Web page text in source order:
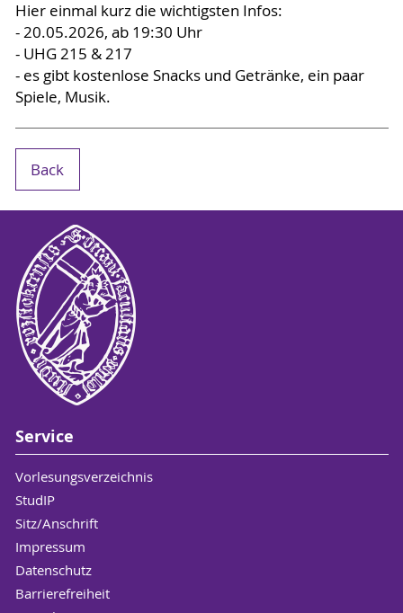
Hier einmal kurz die wichtigsten Infos:
- 20.05.2026, ab 19:30 Uhr
- UHG 215 & 217
- es gibt kostenlose Snacks und Getränke, ein paar
Spiele, Musik.
Back
Service
Vorlesungsverzeichnis
StudIP
Sitz/Anschrift
Impressum
Datenschutz
Barrierefreiheit